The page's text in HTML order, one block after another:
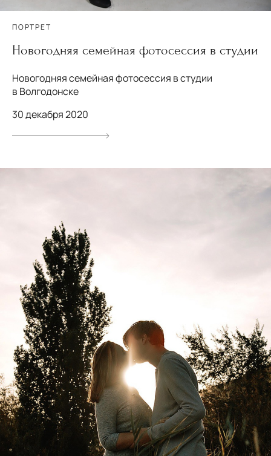
ПОРТРЕТ
Новогодняя семейная фотосессия в студии
Новогодняя семейная фотосессия в студии
в Волгодонске
30 декабря 2020